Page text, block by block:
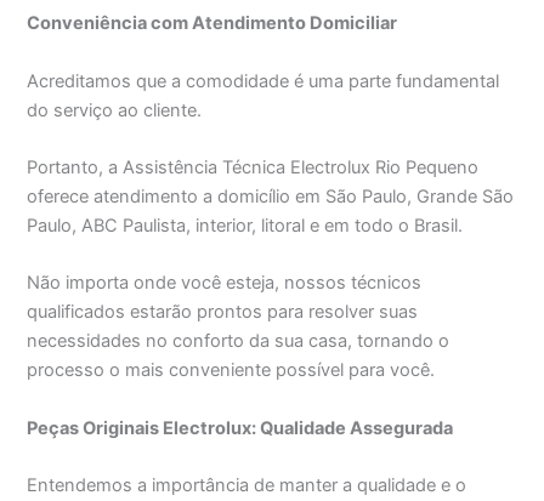
Conveniência com Atendimento Domiciliar
Acreditamos que a comodidade é uma parte fundamental
do serviço ao cliente.
Portanto, a Assistência Técnica Electrolux Rio Pequeno
oferece atendimento a domicílio em São Paulo, Grande São
Paulo, ABC Paulista, interior, litoral e em todo o Brasil.
Não importa onde você esteja, nossos técnicos
qualificados estarão prontos para resolver suas
necessidades no conforto da sua casa, tornando o
processo o mais conveniente possível para você.
Peças Originais Electrolux: Qualidade Assegurada
Entendemos a importância de manter a qualidade e o